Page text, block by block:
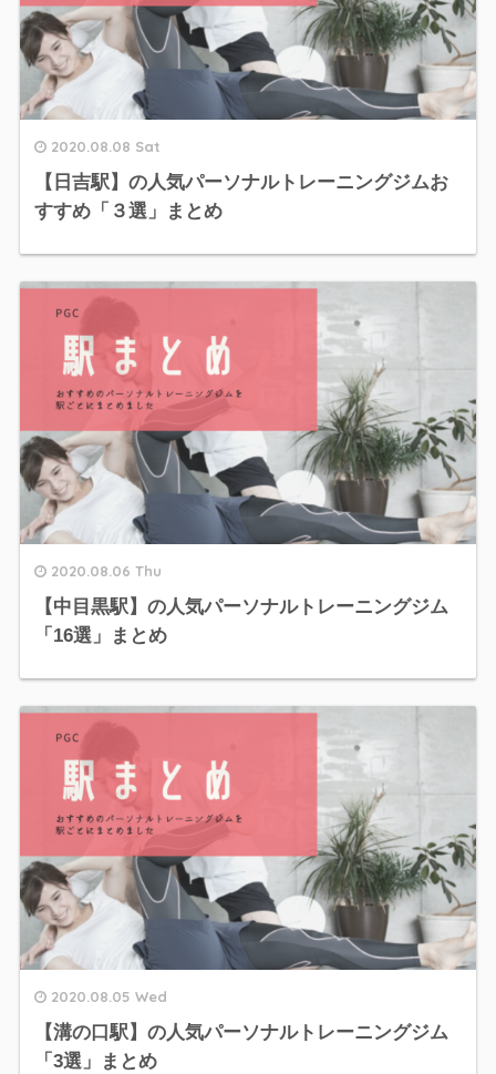
2020.08.08 Sat
【日吉駅】の人気パーソナルトレーニングジムお
すすめ「３選」まとめ
2020.08.06 Thu
【中目黒駅】の人気パーソナルトレーニングジム
「16選」まとめ
2020.08.05 Wed
【溝の口駅】の人気パーソナルトレーニングジム
「3選」まとめ